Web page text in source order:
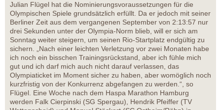
Julian Flügel hat die Nominierungsvoraussetzungen für die
Olympischen Spiele grundsätzlich erfüllt. Da er jedoch mit seiner
Berliner Zeit aus dem vergangenen September von 2:13:57 nur
drei Sekunden unter der Olympia-Norm blieb, will er sich am
Sonntag weiter steigern, um seinen Rio-Startplatz endgültig zu
sichern. „Nach einer leichten Verletzung vor zwei Monaten habe
ich noch ein bisschen Trainingsrückstand, aber ich fühle mich
gut und ich darf mich auch nicht darauf verlassen, das
Olympiaticket im Moment sicher zu haben, aber womöglich noch
kurzfristig von der Konkurrenz abgefangen zu werden.“, so
Flügel. Eine Woche nach dem Haspa Marathon Hamburg
werden Falk Cierpinski (SG Spergau), Hendrik Pfeiffer (TV